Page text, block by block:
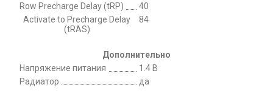
Row Precharge Delay (tRP)
40
Activate to Precharge Delay
(tRAS)
84
Дополнительно
Напряжение питания
1.4 В
Радиатор
да